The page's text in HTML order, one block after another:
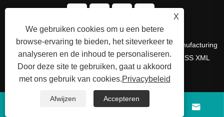
Copyright © 2026 Shandong Luyi Dedicated Vehicle Manufacturing
Co., Ltd. Alle rechten voorbehouden.Links Sitemap RSS XML
Privacybeleid
 
X
We gebruiken cookies om u een betere
browse-ervaring te bieden, het siteverkeer te
analyseren en de inhoud te personaliseren.
Door deze site te gebruiken, gaat u akkoord
met ons gebruik van cookies.Privacybeleid
Afwijzen Accepteren